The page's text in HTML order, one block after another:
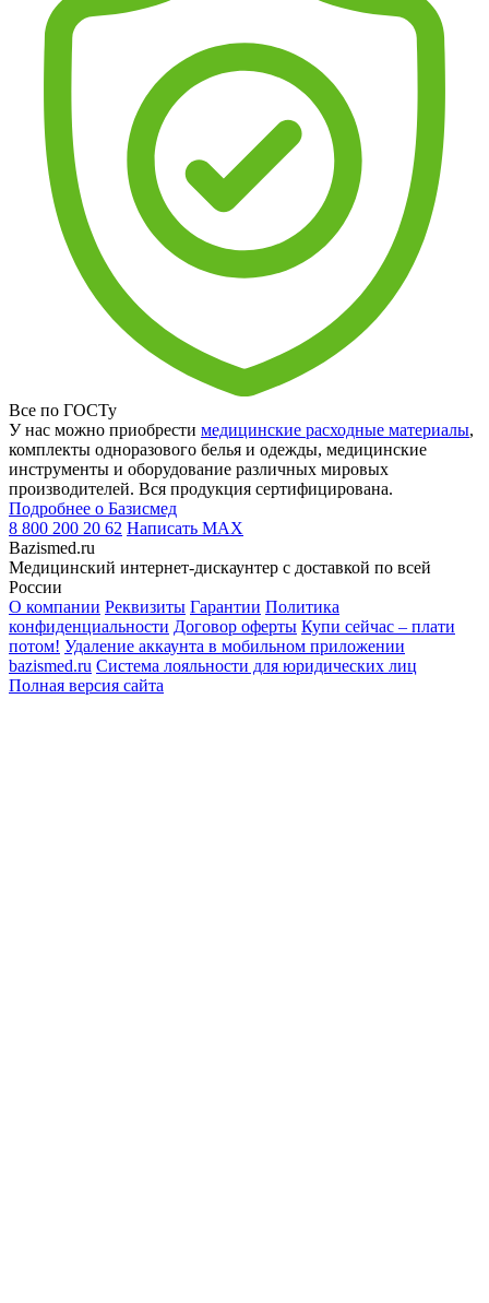
Все по ГОСТу
У нас можно приобрести медицинские расходные материалы,
комплекты одноразового белья и одежды, медицинские
инструменты и оборудование различных мировых
производителей. Вся продукция сертифицирована.
Подробнее о Базисмед
8 800 200 20 62 Написать MAX
Bazismed.ru
Медицинский интернет-дискаунтер с доставкой по всей
России
О компании Реквизиты Гарантии Политика
конфиденциальности Договор оферты Купи сейчас – плати
потом! Удаление аккаунта в мобильном приложении
bazismed.ru Система лояльности для юридических лиц
Полная версия сайта